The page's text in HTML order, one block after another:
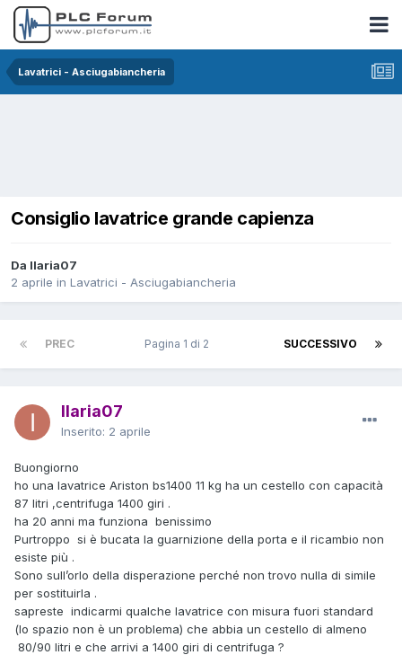
Lavatrici - Asciugabiancheria
Consiglio lavatrice grande capienza
Da Ilaria07
2 aprile in Lavatrici - Asciugabiancheria
PREC SUCCESSIVO
Pagina 1 di 2
Ilaria07
Inserito: 2 aprile
Buongiorno
ho una lavatrice Ariston bs1400 11 kg ha un cestello con capacità
87 litri ,centrifuga 1400 giri .
ha 20 anni ma funziona benissimo
Purtroppo si è bucata la guarnizione della porta e il ricambio non
esiste più .
Sono sull’orlo della disperazione perché non trovo nulla di simile
per sostituirla .
sapreste indicarmi qualche lavatrice con misura fuori standard
(lo spazio non è un problema) che abbia un cestello di almeno
80/90 litri e che arrivi a 1400 giri di centrifuga ?